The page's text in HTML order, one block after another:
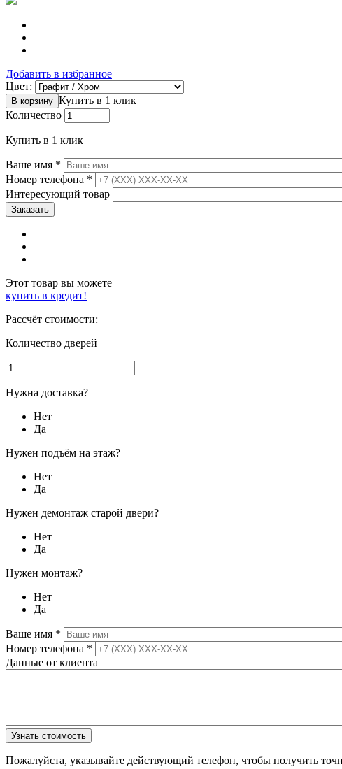
Добавить в избранное
Цвет:
Купить в 1 клик
Количество
Купить в 1 клик
Ваше имя *
Номер телефона *
Интересующий товар
Этот товар вы можете
купить в кредит!
Рассчёт стоимости:
Количество дверей
Нужна доставка?
Нет
Да
Нужен подъём на этаж?
Нет
Да
Нужен демонтаж старой двери?
Нет
Да
Нужен монтаж?
Нет
Да
Ваше имя *
Номер телефона *
Данные от клиента
Пожалуйста, указывайте действующий телефон, чтобы получить